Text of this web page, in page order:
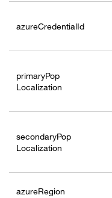
azureCredentialId
primaryPop
Localization
secondaryPop
Localization
azureRegion